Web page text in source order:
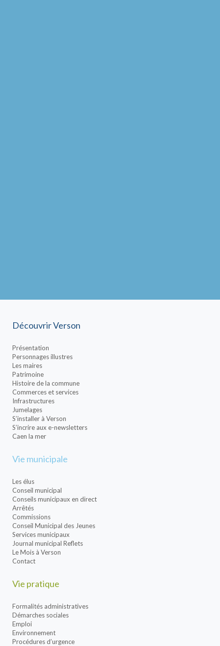
Découvrir Verson
Présentation
Personnages illustres
Les maires
Patrimoine
Histoire de la commune
Commerces et services
Infrastructures
Jumelages
S’installer à Verson
S’incrire aux e-newsletters
Caen la mer
Vie municipale
Les élus
Conseil municipal
Conseils municipaux en direct
Arrêtés
Commissions
Conseil Municipal des Jeunes
Services municipaux
Journal municipal Reflets
Le Mois à Verson
Contact
Vie pratique
Formalités administratives
Démarches sociales
Emploi
Environnement
Procédures d’urgence